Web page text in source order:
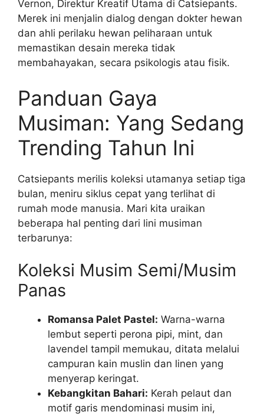
Vernon, Direktur Kreatif Utama di Catsiepants.
Merek ini menjalin dialog dengan dokter hewan
dan ahli perilaku hewan peliharaan untuk
memastikan desain mereka tidak
membahayakan, secara psikologis atau fisik.
Panduan Gaya
Musiman: Yang Sedang
Trending Tahun Ini
Catsiepants merilis koleksi utamanya setiap tiga
bulan, meniru siklus cepat yang terlihat di
rumah mode manusia. Mari kita uraikan
beberapa hal penting dari lini musiman
terbarunya:
Koleksi Musim Semi/Musim
Panas
Romansa Palet Pastel: Warna-warna
lembut seperti perona pipi, mint, dan
lavendel tampil memukau, ditata melalui
campuran kain muslin dan linen yang
menyerap keringat.
Kebangkitan Bahari: Kerah pelaut dan
motif garis mendominasi musim ini,